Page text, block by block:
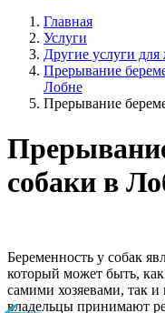
Главная
Услуги
Другие услуги
Прерывание
Лобне
Прерывание
собаки в
Беременность у собак
который может быть,
самими хозяевами, так
владельцы принимают